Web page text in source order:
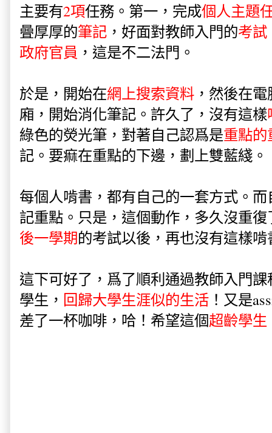
主要有2項任務。第一，完成個人主題
曡厚厚的筆記 ，好面對教師入門的考試
政府官員 ，這是不二法門。
於是，開始在網上搜索資料 ，然後在
廂，開始消化筆記。許久了，沒有這樣
綠色的熒光筆，對著自己認爲是重點的
記。要痲在重點的下邊，劃上雙藍綫。
每個人啃書，都有自己的一套方式。
記重點。只是，這個動作，多久沒重
後一學期的考試以後，再也沒有這樣
這下可好了，爲了順利通過教師入門
學生， 回歸大學生涯似的生活 ！又是
差了一杯咖啡，哈！希望這個超齡學生